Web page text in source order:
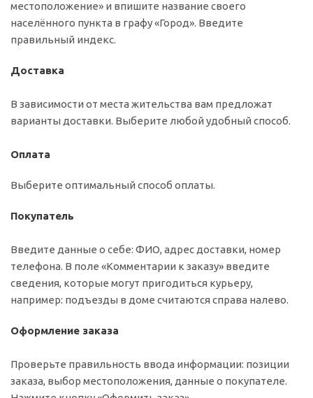
местоположение» и впишите название своего
населённого пункта в графу «Город». Введите
правильный индекс.
Доставка
В зависимости от места жительства вам предложат
варианты доставки. Выберите любой удобный способ.
Оплата
Выберите оптимальный способ оплаты.
Покупатель
Введите данные о себе: ФИО, адрес доставки, номер
телефона. В поле «Комментарии к заказу» введите
сведения, которые могут пригодиться курьеру,
например: подъезды в доме считаются справа налево.
Оформление заказа
Проверьте правильность ввода информации: позиции
заказа, выбор местоположения, данные о покупателе.